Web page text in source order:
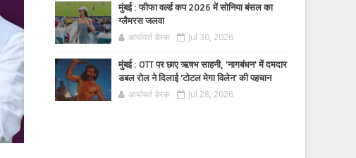
मुंबई : फीफा वर्ल्ड कप 2026 में सोनिया बंसल का
ग्लैमरस जलवा
आर्यावर्त डेस्क Jul 30, 2026
मुंबई : OTT पर छाए ऋषभ साहनी, 'नागबंधन' में दमदार
डबल रोल ने दिलाई 'टोटल मेगा विलेन' की पहचान
आर्यावर्त डेस्क Jul 28, 2026